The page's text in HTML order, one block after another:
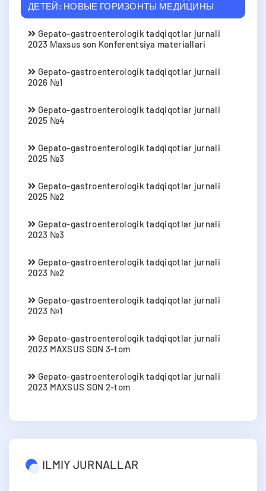
ДЕТЕЙ: НОВЫЕ ГОРИЗОНТЫ МЕДИЦИНЫ
Gepato-gastroenterologik tadqiqotlar jurnali
2023 Мaxsus son Konferentsiya materiallari
Gepato-gastroenterologik tadqiqotlar jurnali
2026 №1
Gepato-gastroenterologik tadqiqotlar jurnali
2025 №4
Gepato-gastroenterologik tadqiqotlar jurnali
2025 №3
Gepato-gastroenterologik tadqiqotlar jurnali
2025 №2
Gepato-gastroenterologik tadqiqotlar jurnali
2023 №3
Gepato-gastroenterologik tadqiqotlar jurnali
2023 №2
Gepato-gastroenterologik tadqiqotlar jurnali
2023 №1
Gepato-gastroenterologik tadqiqotlar jurnali
2023 MAXSUS SON 3-tom
Gepato-gastroenterologik tadqiqotlar jurnali
2023 MAXSUS SON 2-tom
ILMIY JURNALLAR